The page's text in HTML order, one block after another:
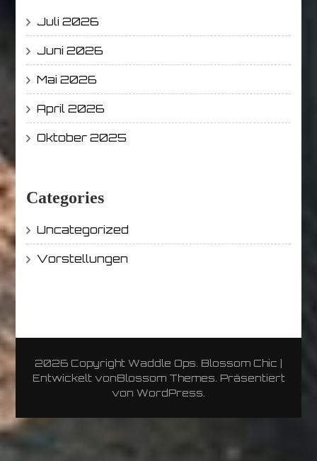
Juli 2026
Juni 2026
Mai 2026
April 2026
Oktober 2025
Categories
Uncategorized
Vorstellungen
2026 Copyright Waddle Ops Blossom Chic |
Entwickelt vonBlossom Themes . Präsentiert
von WordPress